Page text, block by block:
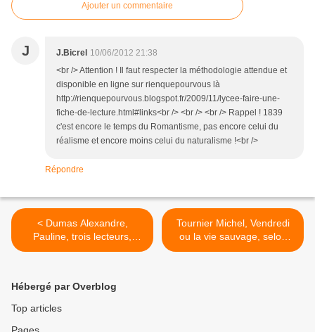
Ajouter un commentaire
J J.Bicrel 10/06/2012 21:38
<br /> Attention ! Il faut respecter la méthodologie attendue et
disponible en ligne sur rienquepourvous là
http://rienquepourvous.blogspot.fr/2009/11/lycee-faire-une-
fiche-de-lecture.html#links<br /> <br /> <br /> Rappel ! 1839
c'est encore le temps du Romantisme, pas encore celui du
réalisme et encore moins celui du naturalisme !<br />
Répondre
< Dumas Alexandre,
Pauline, trois lecteurs,
quatre lectures
Tournier Michel, Vendredi
ou la vie sauvage, selon
Leïla, 5B >
Hébergé par Overblog
Top articles